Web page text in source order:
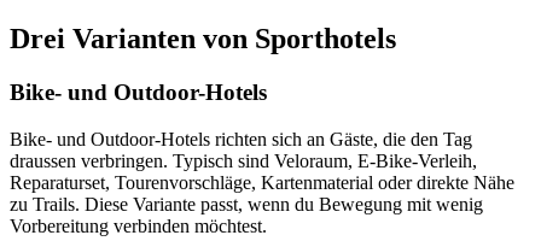
Drei Varianten von Sporthotels
Bike- und Outdoor-Hotels
Bike- und Outdoor-Hotels richten sich an Gäste, die den Tag
draussen verbringen. Typisch sind Veloraum, E-Bike-Verleih,
Reparaturset, Tourenvorschläge, Kartenmaterial oder direkte Nähe
zu Trails. Diese Variante passt, wenn du Bewegung mit wenig
Vorbereitung verbinden möchtest.